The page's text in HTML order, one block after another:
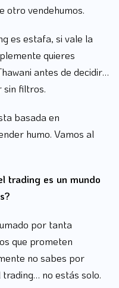
otro vendehumos.
es estafa, si vale la
quieres
antes de decidir…
sin filtros.
basada en
humo. Vamos al
trading es un mundo
por tanta
que prometen
no sabes por
no estás solo.